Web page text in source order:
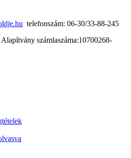
telefonszám: 06-30/33-88-245
számlaszáma:10700268-